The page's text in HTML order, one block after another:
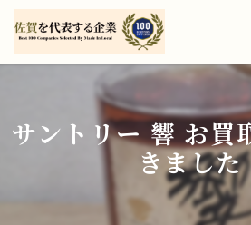
サントリー 響 お買
きました